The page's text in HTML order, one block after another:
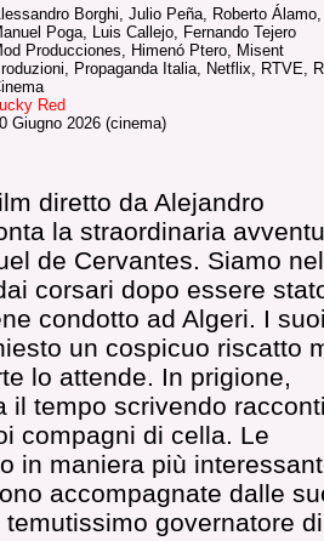
Borghi, Julio Peña, Roberto
Poga, Luis Callejo, Fernando Tejero
Producciones, Himenó Ptero, Misent
Propaganda Italia, Netflix, RTVE,
Red
Giugno 2026 (cinema)
diretto da Alejandro
la straordinaria
de Cervantes. Siamo nel
corsari dopo essere
condotto ad Algeri. I
un cospicuo riscatto
lo attende. In prigione,
il tempo scrivendo
compagni di cella. Le
in maniera più
accompagnate dalle
governatore di